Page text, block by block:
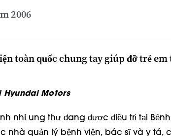
2006
toàn quốc chung tay giúp đỡ trẻ em
Motors
nhi ung thư đang được điều trị tại
nhà quản lý bệnh viện, bác sĩ và y tá,